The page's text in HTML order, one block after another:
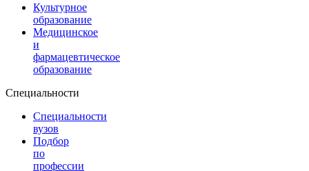
Культурное
образование
Медицинское
и
фармацевтическое
образование
Специальности
Специальности
вузов
Подбор
по
профессии